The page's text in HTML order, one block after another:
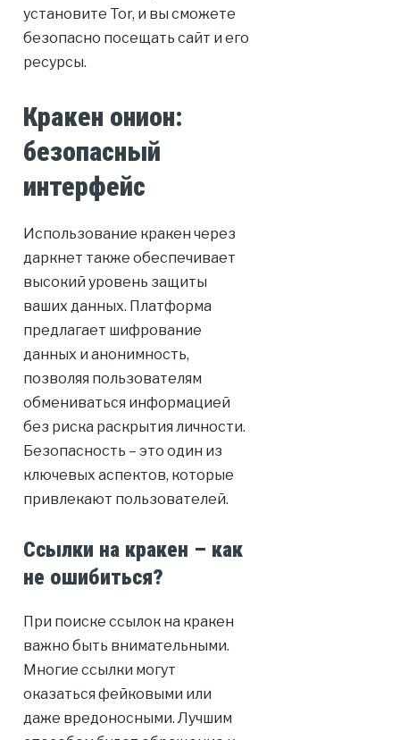
установите Tor, и вы сможете
безопасно посещать сайт и его
ресурсы.
Кракен онион:
безопасный
интерфейс
Использование кракен через
даркнет также обеспечивает
высокий уровень защиты
ваших данных. Платформа
предлагает шифрование
данных и анонимность,
позволяя пользователям
обмениваться информацией
без риска раскрытия личности.
Безопасность – это один из
ключевых аспектов, которые
привлекают пользователей.
Ссылки на кракен – как
не ошибиться?
При поиске ссылок на кракен
важно быть внимательными.
Многие ссылки могут
оказаться фейковыми или
даже вредоносными. Лучшим